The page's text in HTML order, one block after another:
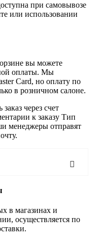
при самовывозе
или использовании
вы можете
оплаты. Мы
Card, но оплату по
в розничном салоне.
через счет
к заказу Тип
менеджеры отправят
в магазинах и
осуществляется по